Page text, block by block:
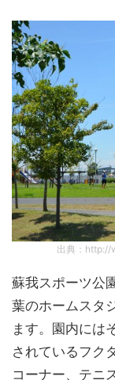
出典：
蘇我スポーツ公
葉のホームスタ
ます。園内には
されているフク
コーナー、テニ